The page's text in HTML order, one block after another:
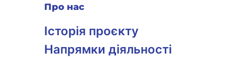
Про нас
Історія проєкту
Напрямки діяльності